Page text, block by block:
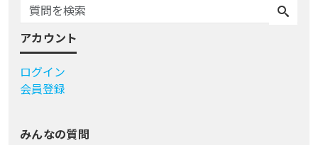
アカウント
ログイン
会員登録
みんなの質問